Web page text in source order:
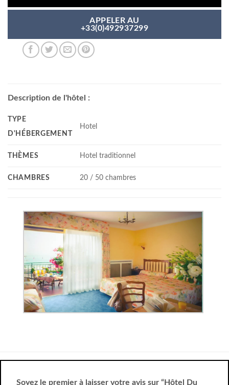
APPELER AU
+33(0)492937299
Description de l'hôtel :
TYPE
D'HÉBERGEMENT
Hotel
THÈMES Hotel traditionnel
CHAMBRES 20 / 50 chambres
Soyez le premier à laisser votre avis sur “Hôtel Du